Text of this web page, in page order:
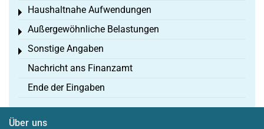
Haushaltnahe Aufwendungen
Toggle menu
Außergewöhnliche Belastungen
Toggle menu
Sonstige Angaben
Toggle menu
Nachricht ans Finanzamt
Ende der Eingaben
Über uns